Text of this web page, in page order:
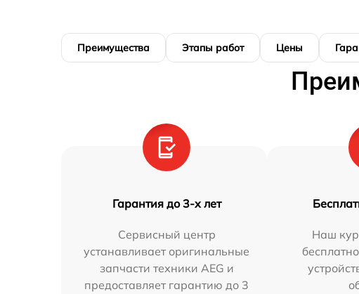
Преимущества Этапы работ Цены
Гарантия до 3-х лет
Сервисный центр
устанавливает оригинальные
запчасти техники AEG и
предоставляет гарантию до 3
Наш